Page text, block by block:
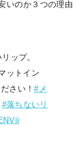
いのか３つの理由
ップ。
ットイン
さい！#メ
#落ちないリ